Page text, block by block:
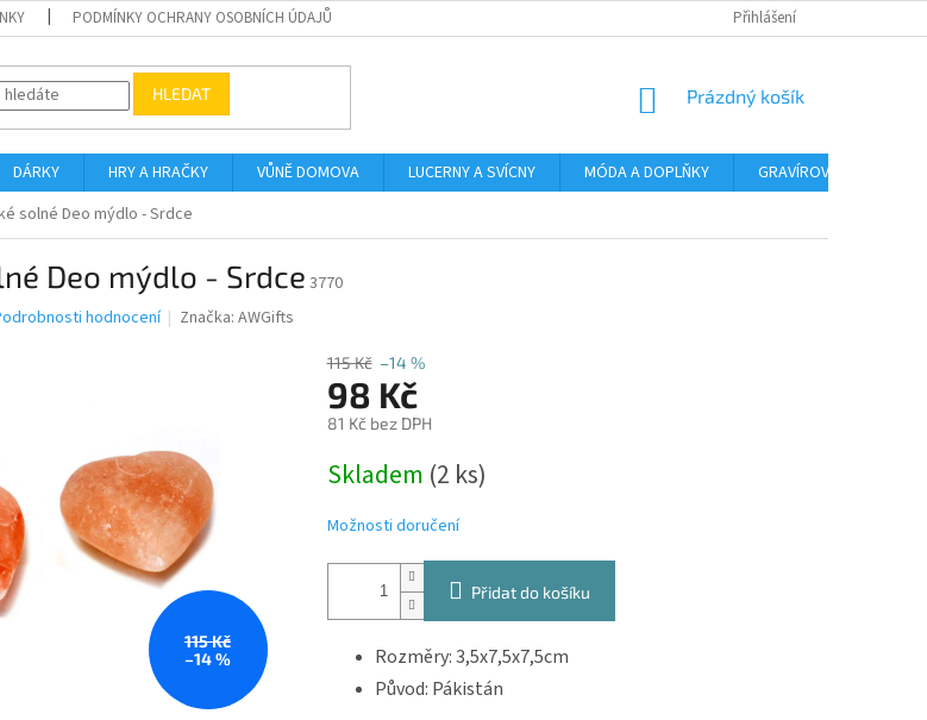
PODMÍNKY OCHRANY OSOBNÍCH ÚDAJŮ Přihlášení
HLEDAT
NÁKUPNÍ
Prázdný košík
DÁRKY HRY A HRAČKY VŮNĚ DOMOVA LUCERNY A SVÍCNY MÓDA A DOPLŇKY GRAVÍROVÁNÍ
solné Deo mýdlo - Srdce
Deo mýdlo - Srdce3770
hodnocení Značka:AWGifts
115 Kč
–14 %
115 Kč –14 %
98 Kč
81 Kč bez DPH
cena:
Skladem (2 ks)
Možnosti doručení
Přidat do košíku
Rozměry: 3,5x7,5x7,5cm
Původ: Pákistán